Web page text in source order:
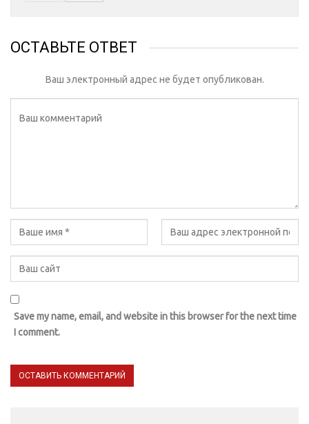
ОСТАВЬТЕ ОТВЕТ
Ваш электронный адрес не будет опубликован.
Save my name, email, and website in this browser for the next time
I comment.